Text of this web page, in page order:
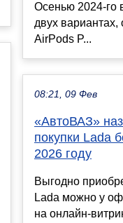
Осенью 2024-го
двух
AirPods P...
08:21, 09 Фев
«АвтоВАЗ»
покупки Lada
2026 году
Выгодно
Lada можно у
на онлайн-